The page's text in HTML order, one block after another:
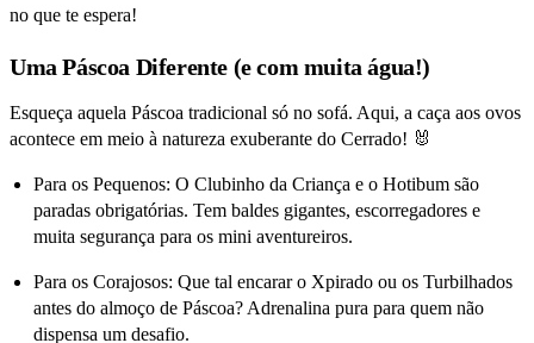
no que te espera!
Uma Páscoa Diferente (e com muita água!)
Esqueça aquela Páscoa tradicional só no sofá. Aqui, a caça aos ovos
acontece em meio à natureza exuberante do Cerrado! 🐰
Para os Pequenos: O Clubinho da Criança e o Hotibum são
paradas obrigatórias. Tem baldes gigantes, escorregadores e
muita segurança para os mini aventureiros.
Para os Corajosos: Que tal encarar o Xpirado ou os Turbilhados
antes do almoço de Páscoa? Adrenalina pura para quem não
dispensa um desafio.